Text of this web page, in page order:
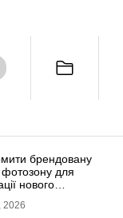
брендовану
для
нового
2026